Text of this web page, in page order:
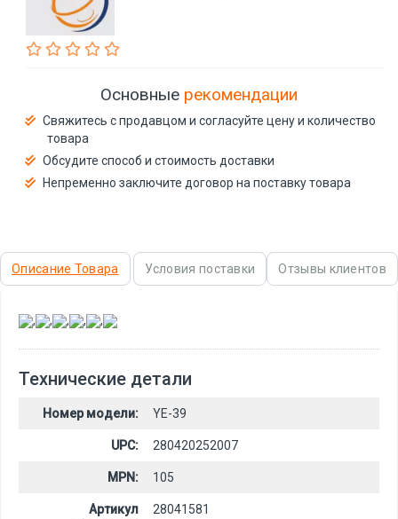
Основные рекомендации
Свяжитесь с продавцом и согласуйте цену и количество
товара
Обсудите способ и стоимость доставки
Непременно заключите договор на поставку товара
Описание Товара Условия поставки Отзывы клиентов
, , , , ,
Технические детали
Номер модели: YE-39
UPC: 280420252007
MPN: 105
Артикул
28041581